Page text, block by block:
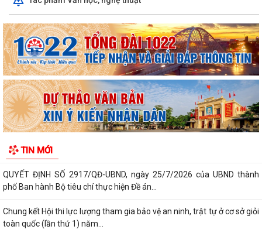
TIN MỚI
thủ tục quản lý thuế đối với hộ kinh...
CHỈ THỊ 07-CT/TW, ngày 13/7/2026 của Bộ Chính trị về "Đẩy mạnh
học tập, thực hành tư tưởng, đạo...
Công văn về việc hướng dẫn thực hiện nghi thức Quốc tang đối với lễ
tang đồng chí Xay-xổm-phon...
LUẬT CHUYỂN ĐỔI SỐ NĂM 2025 – BƯỚC TIẾN QUAN TRỌNG TRONG
XÂY DỰNG QUỐC GIA SỐ
một số điều của Nghị định số...
QUYẾT ĐỊNH SỐ 2917/QĐ-UBND, ngày 25/7/2026 của UBND thành
phố Ban hành Bộ tiêu chí thực hiện Đề án...
Chung kết Hội thi lực lượng tham gia bảo vệ an ninh, trật tự ở cơ sở giỏi
toàn quốc (lần thứ 1) năm...